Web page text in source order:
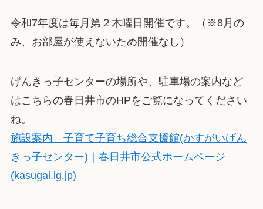
令和7年度は毎月第２木曜日開催です。（※8月の
み、お部屋が使えないため開催なし）
げんきっ子センターの場所や、駐車場の案内など
はこちらの春日井市のHPをご覧になってください
ね。
施設案内 子育て子育ち総合支援館(かすがいげん
きっ子センター)｜春日井市公式ホームページ
(kasugai.lg.jp)